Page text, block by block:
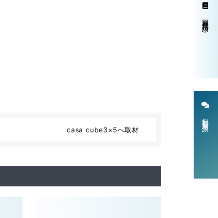
casa cube3×5へ取材
簡単資料請求
無料個別相談